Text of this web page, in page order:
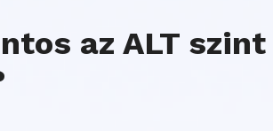
az ALT szint